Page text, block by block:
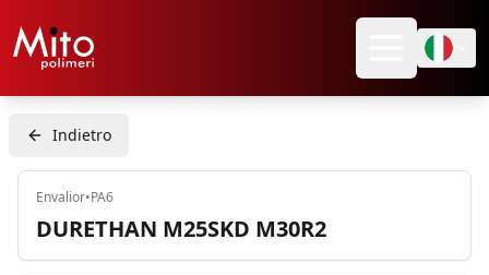
Indietro
Envalior•PA6
DURETHAN M25SKD M30R2